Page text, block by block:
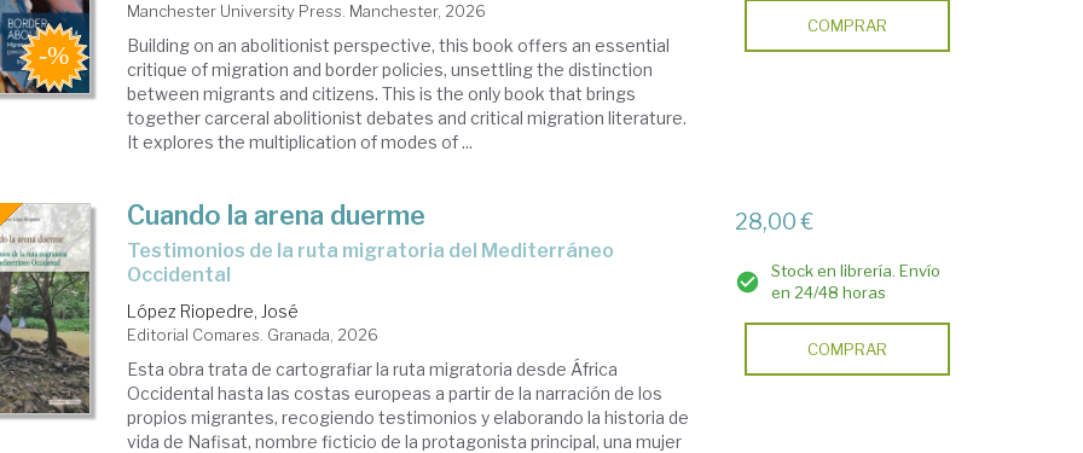
Manchester University Press. Manchester, 2026
Building on an abolitionist perspective, this book offers an essential
critique of migration and border policies, unsettling the distinction
between migrants and citizens. This is the only book that brings
together carceral abolitionist debates and critical migration literature.
It explores the multiplication of modes of ...
COMPRAR
Cuando la arena duerme
Testimonios de la ruta migratoria del Mediterráneo
Occidental
López Riopedre, José
Editorial Comares. Granada, 2026
Esta obra trata de cartografiar la ruta migratoria desde África
Occidental hasta las costas europeas a partir de la narración de los
propios migrantes, recogiendo testimonios y elaborando la historia de
vida de Nafisat, nombre ficticio de la protagonista principal, una mujer
28,00 €
Stock en librería. Envío
en 24/48 horas
COMPRAR